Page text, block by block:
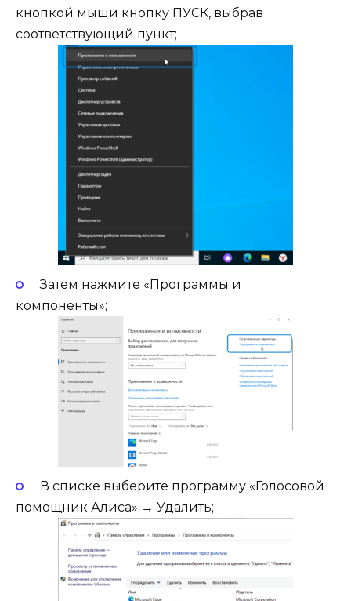
кнопкой мыши кнопку ПУСК, выбрав
соответствующий пункт;
Затем нажмите «Программы и
компоненты»;
В списке выберите программу «Голосовой
помощник Алиса» → Удалить;